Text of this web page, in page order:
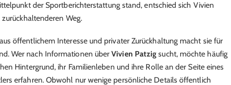
der Sportberichterstattung stand, entschied sich Vivien
Weg.
öffentlichem Interesse und privater Zurückhaltung macht sie für
Wer nach Informationen überVivien Patzig sucht, möchte häufig
Hintergrund, ihr Familienleben und ihre Rolle an der Seite eines
erfahren. Obwohl nur wenige persönliche Details öffentlich